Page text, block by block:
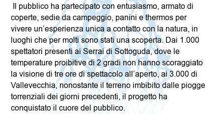
Il pubblico ha partecipato con entusiasmo, armato di
coperte, sedie da campeggio, panini e thermos per
vivere un’esperienza unica a contatto con la natura, in
luoghi che per molti sono stati una scoperta. Dai 1.000
spettatori presenti ai Serrai di Sottoguda, dove le
temperature proibitive di 2 gradi non hanno scoraggiato
la visione di tre ore di spettacolo all’aperto, ai 3.000 di
Vallevecchia, nonostante il terreno imbibito dalle piogge
torrenziali dei giorni precedenti, il progetto ha
conquistato il cuore del pubblico.